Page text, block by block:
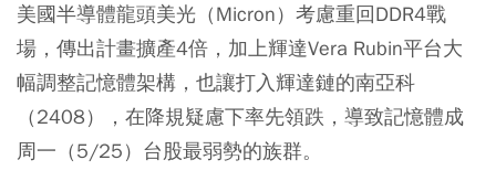
美國半導體龍頭美光（Micron）考慮重回DDR4戰
場，傳出計畫擴產4倍，加上輝達Vera Rubin平台大
幅調整記憶體架構，也讓打入輝達鏈的南亞科
（2408），在降規疑慮下率先領跌，導致記憶體成
周一（5/25）台股最弱勢的族群。